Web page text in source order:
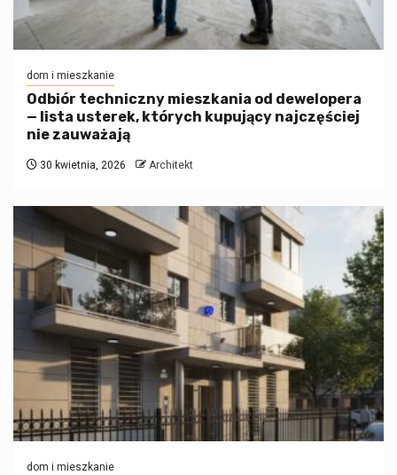
dom i mieszkanie
Odbiór techniczny mieszkania od dewelopera
— lista usterek, których kupujący najczęściej
nie zauważają
30 kwietnia, 2026 Architekt
dom i mieszkanie